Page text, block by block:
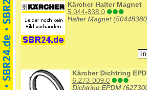
Kärcher Halter Magnet
5.044-838.0
Halter Magnet
Kärcher Dichtring
6.273-009.0
Dichtring EPDM